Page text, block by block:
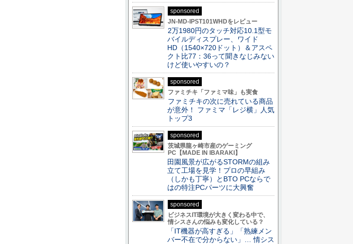
sponsored
JN-MD-IPST101WHDをレビュー
2万1980円のタッチ対応10.1型モ
バイルディスプレー、ワイド
HD（1540×720ドット）＆アスペ
クト比77：36って聞きなじみない
けど使いやすいの？
sponsored
ファミチキ「ファミマ味」も実食
ファミチキの次に売れている商品
が意外！ ファミマ「レジ横」人気
トップ3
sponsored
茨城県龍ヶ崎市産のゲーミング
PC【MADE IN IBARAKI】
田園風景が広がるSTORMの組み
立て工場を見学！プロの早組み
（しかも丁寧）とBTO PCならで
はの特注PCパーツに大興奮
sponsored
ビジネスIT環境が大きく変わる中で、
情シスさんの悩みも変化している？
「IT機器が高すぎる」「熟練メン
バー不在で分からない」… 情シス